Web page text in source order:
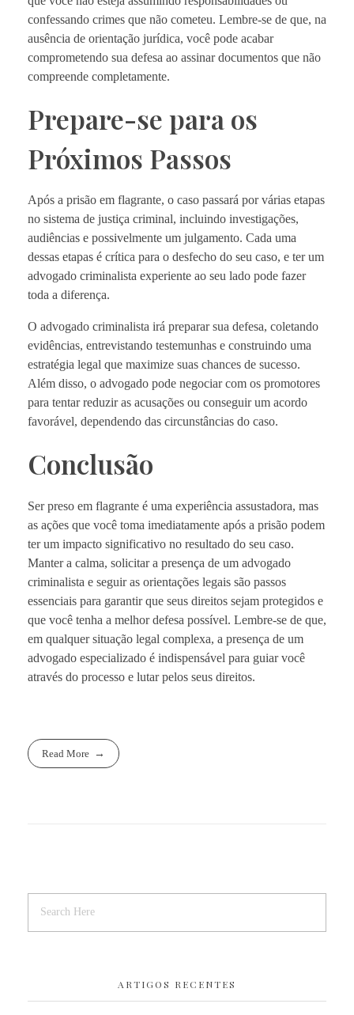
confessando crimes que não cometeu. Lembre-se de que, na
ausência de orientação jurídica, você pode acabar
comprometendo sua defesa ao assinar documentos que não
compreende completamente.
Prepare-se para os
Próximos Passos
Após a prisão em flagrante, o caso passará por várias etapas
no sistema de justiça criminal, incluindo investigações,
audiências e possivelmente um julgamento. Cada uma
dessas etapas é crítica para o desfecho do seu caso, e ter um
advogado criminalista experiente ao seu lado pode fazer
toda a diferença.
O advogado criminalista irá preparar sua defesa, coletando
evidências, entrevistando testemunhas e construindo uma
estratégia legal que maximize suas chances de sucesso.
Além disso, o advogado pode negociar com os promotores
para tentar reduzir as acusações ou conseguir um acordo
favorável, dependendo das circunstâncias do caso.
Conclusão
Ser preso em flagrante é uma experiência assustadora, mas
as ações que você toma imediatamente após a prisão podem
ter um impacto significativo no resultado do seu caso.
Manter a calma, solicitar a presença de um advogado
criminalista e seguir as orientações legais são passos
essenciais para garantir que seus direitos sejam protegidos e
que você tenha a melhor defesa possível. Lembre-se de que,
em qualquer situação legal complexa, a presença de um
advogado especializado é indispensável para guiar você
através do processo e lutar pelos seus direitos.
Read More
ARTIGOS RECENTES